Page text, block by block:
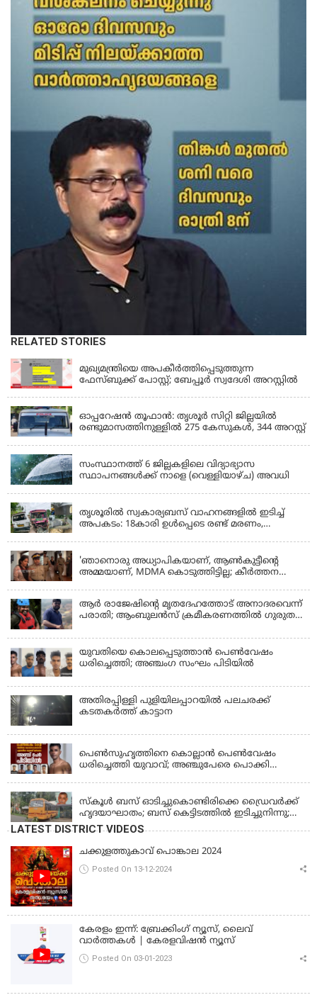
RELATED STORIES
KERALA
മുഖ്യമന്ത്രിയെ അപകീർത്തിപ്പെടുത്തുന്ന
ഫേസ്‌ബുക്ക് പോസ്റ്റ്; ബേപ്പൂർ സ്വദേശി അറസ്റ്റിൽ
ഓപ്പറേഷൻ തൂഫാൻ: തൃശൂർ സിറ്റി ജില്ലയിൽ
രണ്ടുമാസത്തിനുള്ളിൽ 275 കേസുകൾ, 344 അറസ്റ്റ്
സംസ്ഥാനത്ത് 6 ജില്ലകളിലെ വിദ്യാഭ്യാസ
സ്ഥാപനങ്ങൾക്ക് നാളെ (വെള്ളിയാഴ്ച) അവധി
തൃശൂരിൽ സ്വകാര്യബസ് വാഹനങ്ങളില്‍ ഇടിച്ച്
അപകടം: 18കാരി ഉൾപ്പെടെ രണ്ട് മരണം,
'ഞാനൊരു അധ്യാപികയാണ്, ആണ്‍കുട്ടീന്റെ
അമ്മയാണ്‌, MDMA കൊടുത്തിട്ടില്ല; കീർത്തന
ആര്‍ രാജേഷിന്റെ മൃതദേഹത്തോട് അനാദരവെന്ന്
പരാതി; ആംബുലന്‍സ് ക്രമീകരണത്തില്‍ ഗുരുതര
ഫ്രീസര്‍ സംവിധാനം ഇല്ലാതെയെന്നും ആരോപണം
യുവതിയെ കൊലപ്പെടുത്താൻ പെൺവേഷം
ധരിച്ചെത്തി; അഞ്ചംഗ സംഘം പിടിയിൽ
അതിരപ്പിള്ളി പുളിയിലപ്പാറയിൽ പലചരക്ക്
കടതകർത്ത് കാട്ടാന
പെണ്‍സുഹൃത്തിനെ കൊല്ലാന്‍ പെണ്‍വേഷം
ധരിച്ചെത്തി യുവാവ്; അഞ്ചുപേരെ പൊക്കി
സ്കൂൾ ബസ് ഓടിച്ചുകൊണ്ടിരിക്കെ ഡ്രൈവർക്ക്
ഹൃദയാഘാതം; ബസ് കെട്ടിടത്തിൽ ഇടിച്ചുനിന്നു;
ഡ്രൈവർ മരിച്ചു, രണ്ട് കുട്ടികൾക്ക് പരിക്ക്
LATEST DISTRICT VIDEOS
ചക്കുളത്തുകാവ് പൊങ്കാല 2024
Posted On 13-12-2024
കേരളം ഇന്ന്: ബ്രേക്കിംഗ് ന്യൂസ്, ലൈവ്
വാർത്തകൾ | കേരളവിഷൻ ന്യൂസ്
Posted On 03-01-2023